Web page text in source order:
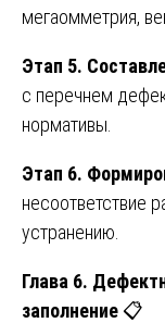
мегаомметрия,
Этап 5.
с перечнем
нормативы.
Этап 6.
несоответствие
устранению.
Глава 6.
заполнение 📋